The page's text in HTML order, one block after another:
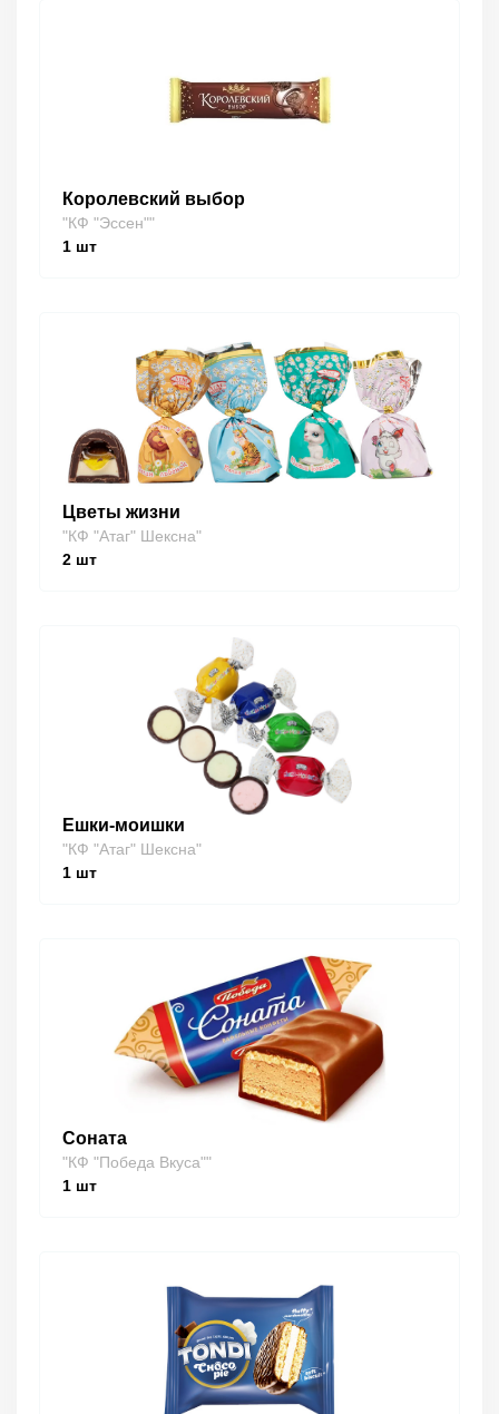
Королевский выбор
"КФ "Эссен""
1 шт
Цветы жизни
"КФ "Атаг" Шексна"
2 шт
Ешки-моишки
"КФ "Атаг" Шексна"
1 шт
Соната
"КФ "Победа Вкуса""
1 шт